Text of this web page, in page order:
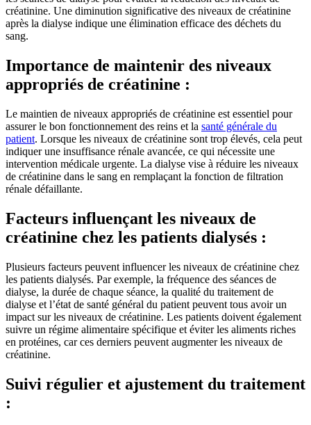
créatinine. Une diminution significative des niveaux de créatinine
après la dialyse indique une élimination efficace des déchets du
sang.
Importance de maintenir des niveaux
appropriés de créatinine :
Le maintien de niveaux appropriés de créatinine est essentiel pour
assurer le bon fonctionnement des reins et la santé générale du
patient. Lorsque les niveaux de créatinine sont trop élevés, cela peut
indiquer une insuffisance rénale avancée, ce qui nécessite une
intervention médicale urgente. La dialyse vise à réduire les niveaux
de créatinine dans le sang en remplaçant la fonction de filtration
rénale défaillante.
Facteurs influençant les niveaux de
créatinine chez les patients dialysés :
Plusieurs facteurs peuvent influencer les niveaux de créatinine chez
les patients dialysés. Par exemple, la fréquence des séances de
dialyse, la durée de chaque séance, la qualité du traitement de
dialyse et l’état de santé général du patient peuvent tous avoir un
impact sur les niveaux de créatinine. Les patients doivent également
suivre un régime alimentaire spécifique et éviter les aliments riches
en protéines, car ces derniers peuvent augmenter les niveaux de
créatinine.
Suivi régulier et ajustement du traitement
: